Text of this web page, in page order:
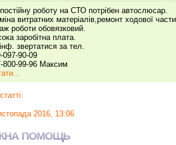
роботу на СТО потрібен автослюсар.
витратних матеріалів,ремонт ходової
роботи обовязковий.
заробітна плата.
звертатися за тел.
097-90-09
800-99-96 Максим
2016, 13:06
ПОМОЩЬ